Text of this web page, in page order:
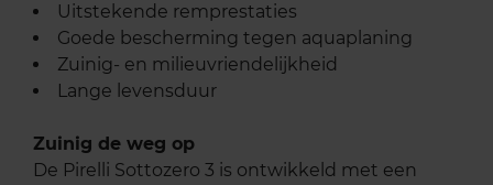
Uitstekende remprestaties
Goede bescherming tegen aquaplaning
Zuinig- en milieuvriendelijkheid
Lange levensduur
Zuinig de weg op
De Pirelli Sottozero 3 is ontwikkeld met een